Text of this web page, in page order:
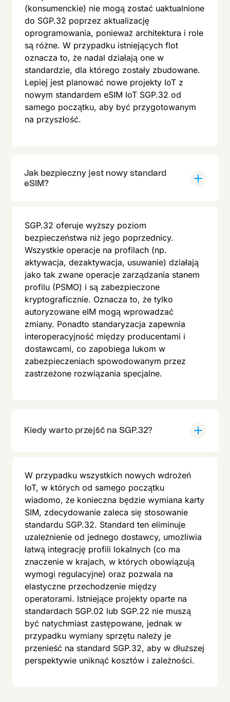
(konsumenckie) nie mogą zostać uaktualnione
do SGP.32 poprzez aktualizację
oprogramowania, ponieważ architektura i role
są różne. W przypadku istniejących flot
oznacza to, że nadal działają one w
standardzie, dla którego zostały zbudowane.
Lepiej jest planować nowe projekty IoT z
nowym standardem eSIM IoT SGP.32 od
samego początku, aby być przygotowanym
na przyszłość.
Jak bezpieczny jest nowy standard
eSIM?
SGP.32 oferuje wyższy poziom
bezpieczeństwa niż jego poprzednicy.
Wszystkie operacje na profilach (np.
aktywacja, dezaktywacja, usuwanie) działają
jako tak zwane operacje zarządzania stanem
profilu (PSMO) i są zabezpieczone
kryptograficznie. Oznacza to, że tylko
autoryzowane eIM mogą wprowadzać
zmiany. Ponadto standaryzacja zapewnia
interoperacyjność między producentami i
dostawcami, co zapobiega lukom w
zabezpieczeniach spowodowanym przez
zastrzeżone rozwiązania specjalne.
Kiedy warto przejść na SGP.32?
W przypadku wszystkich nowych wdrożeń
IoT, w których od samego początku
wiadomo, że konieczna będzie wymiana karty
SIM, zdecydowanie zaleca się stosowanie
standardu SGP.32. Standard ten eliminuje
uzależnienie od jednego dostawcy, umożliwia
łatwą integrację profili lokalnych (co ma
znaczenie w krajach, w których obowiązują
wymogi regulacyjne) oraz pozwala na
elastyczne przechodzenie między
operatorami. Istniejące projekty oparte na
standardach SGP.02 lub SGP.22 nie muszą
być natychmiast zastępowane, jednak w
przypadku wymiany sprzętu należy je
przenieść na standard SGP.32, aby w dłuższej
perspektywie uniknąć kosztów i zależności.